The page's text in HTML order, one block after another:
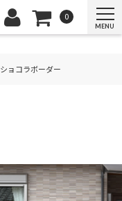
0
MENU
ショコラボーダー